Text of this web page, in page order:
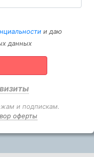
и даю
данных
и подпискам.
оферты